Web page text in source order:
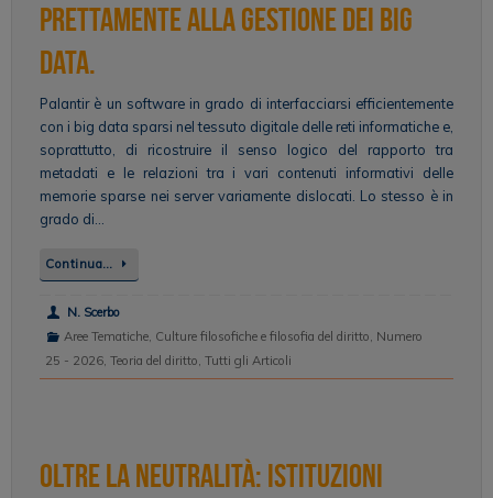
prettamente alla gestione dei big
data.
Palantir è un software in grado di interfacciarsi efficientemente
con i big data sparsi nel tessuto digitale delle reti informatiche e,
soprattutto, di ricostruire il senso logico del rapporto tra
metadati e le relazioni tra i vari contenuti informativi delle
memorie sparse nei server variamente dislocati. Lo stesso è in
grado di…
Continua…
N. Scerbo
Aree Tematiche, Culture filosofiche e filosofia del diritto, Numero
25 - 2026, Teoria del diritto, Tutti gli Articoli
Oltre la neutralità: istituzioni